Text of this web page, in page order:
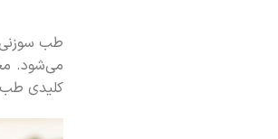
می‌شود.
کلیدی